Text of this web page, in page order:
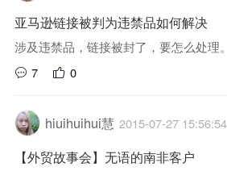
亚马逊链接被判为违禁品如何解决
涉及违禁品，链接被封了，要怎么处理。
7
0
hiuihuihui慧 2015-07-27 15:56:54
【外贸故事会】无语的南非客户